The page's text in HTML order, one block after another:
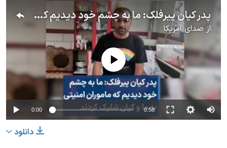
پدر کیان پیرفلک: ما به چشم خود دیدیم که ماموران امنیتی به ما و کیان شلیک کردند
از صدای آمریکا
No media source currently available
0:00 0:58
دانلود